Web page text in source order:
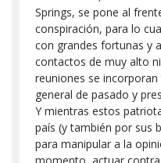
Springs, se pone al
conspiración, para lo
con grandes fortunas y
contactos de muy alto
reuniones se
general de pasado y
Y mientras estos
país (y también por sus
para manipular a la